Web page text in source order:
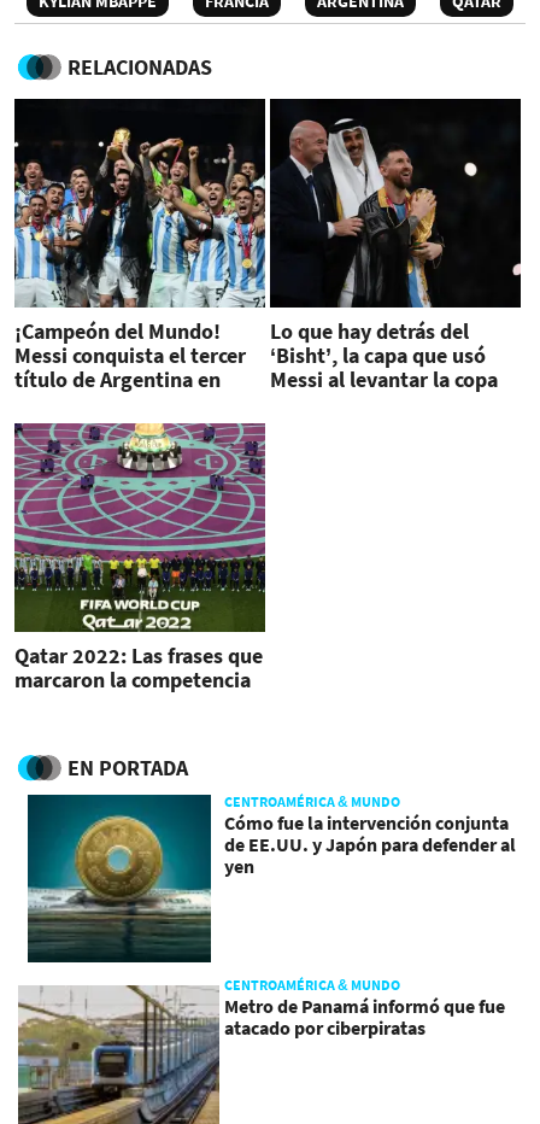
RELACIONADAS
¡Campeón del Mundo!
Messi conquista el tercer
título de Argentina en
Lo que hay detrás del
‘Bisht’, la capa que usó
Messi al levantar la copa
Qatar 2022: Las frases que
marcaron la competencia
EN PORTADA
CENTROAMÉRICA & MUNDO
Cómo fue la intervención conjunta
de EE.UU. y Japón para defender al
yen
CENTROAMÉRICA & MUNDO
Metro de Panamá informó que fue
atacado por ciberpiratas